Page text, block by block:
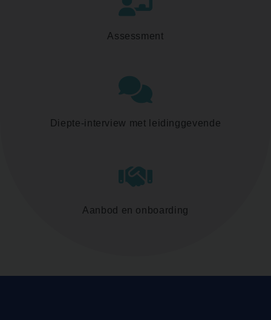
Assessment
Diepte-interview met leidinggevende
Aanbod en onboarding